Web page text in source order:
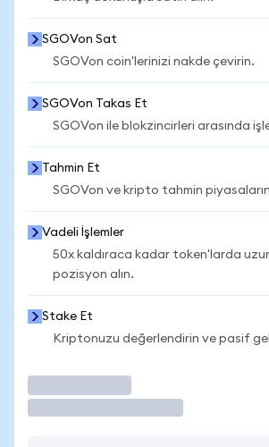
SGOVon Sat
SGOVon coin'lerinizi nakde çevirin.
SGOVon Takas Et
SGOVon ile blokzincirleri arasında
Tahmin Et
SGOVon ve kripto tahmin
Vadeli İşlemler
50x kaldıraca kadar token'larda
pozisyon alın.
Stake Et
Kriptonuzu değerlendirin ve pasif